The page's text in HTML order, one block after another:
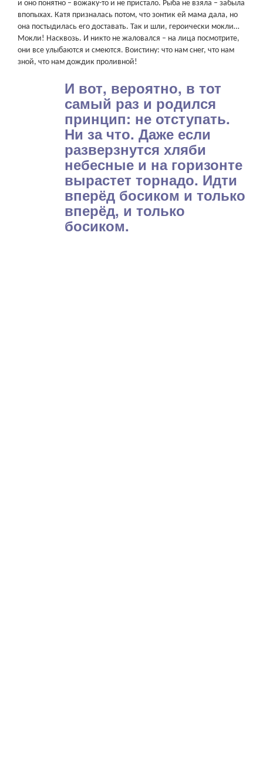
и оно понятно – вожаку-то и не пристало. Рыба не взяла – забыла
впопыхах. Катя призналась потом, что зонтик ей мама дала, но
она постыдилась его доставать. Так и шли, героически мокли…
Мокли! Насквозь. И никто не жаловался – на лица посмотрите,
они все улыбаются и смеются. Воистину: что нам снег, что нам
зной, что нам дождик проливной!
И вот, вероятно, в тот
самый раз и родился
принцип: не отступать.
Ни за что. Даже если
разверзнутся хляби
небесные и на горизонте
вырастет торнадо. Идти
вперёд босиком и только
вперёд, и только
босиком.